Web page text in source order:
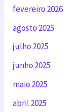
fevereiro 2026
agosto 2025
julho 2025
junho 2025
maio 2025
abril 2025